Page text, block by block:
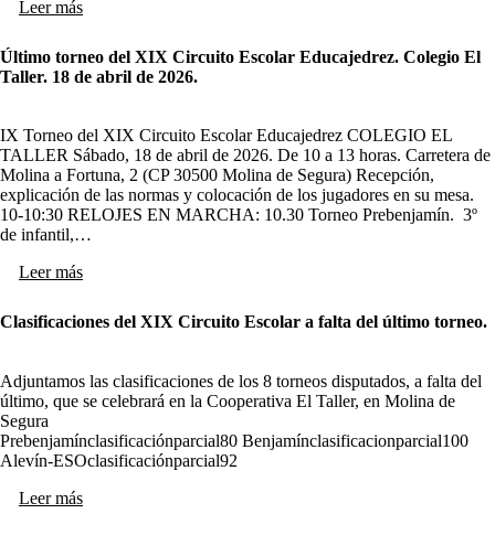
Leer más
Último torneo del XIX Circuito Escolar Educajedrez. Colegio El
Taller. 18 de abril de 2026.
IX Torneo del XIX Circuito Escolar Educajedrez COLEGIO EL
TALLER Sábado, 18 de abril de 2026. De 10 a 13 horas. Carretera de
Molina a Fortuna, 2 (CP 30500 Molina de Segura) Recepción,
explicación de las normas y colocación de los jugadores en su mesa.
10-10:30 RELOJES EN MARCHA: 10.30 Torneo Prebenjamín. 3º
de infantil,…
Leer más
Clasificaciones del XIX Circuito Escolar a falta del último torneo.
Adjuntamos las clasificaciones de los 8 torneos disputados, a falta del
último, que se celebrará en la Cooperativa El Taller, en Molina de
Segura
Prebenjamínclasificaciónparcial80 Benjamínclasificacionparcial100
Alevín-ESOclasificaciónparcial92
Leer más